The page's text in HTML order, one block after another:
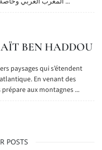
BEN HADDOU
paysages qui s’étendent
En venant des
aux montagnes ...
POSTS